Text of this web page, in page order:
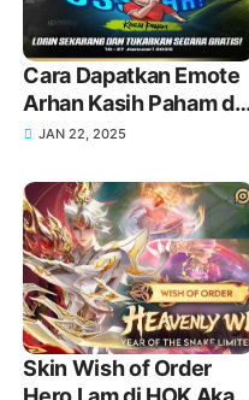
Cara Dapatkan Emote
Arhan Kasih Paham di
MLBB Terbaru
JAN 22, 2025
Skin Wish of Order